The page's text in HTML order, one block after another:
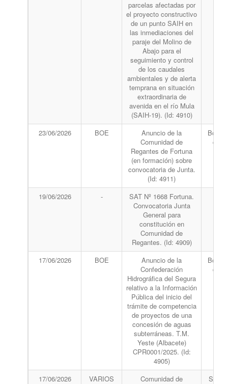
parcelas afectadas por
el proyecto constructivo
de un punto SAIH en
las inmediaciones del
paraje del Molino de
Abajo para el
seguimiento y control
de los caudales
ambientales y de alerta
temprana en situación
extraordinaria de
avenida en el río Mula
(SAIH-19). (Id: 4910)
23/06/2026
BOE
Anuncio de la
Comunidad de
Regantes de Fortuna
(en formación) sobre
convocatoria de Junta.
(Id: 4911)
del
19/06/2026 -
SAT Nº 1668 Fortuna.
Convocatoria Junta
General para
constitución en
Comunidad de
Regantes. (Id: 4909)
17/06/2026 BOE
Anuncio de la
Confederación
Hidrográfica del Segura
relativo a la Información
Pública del inicio del
trámite de competencia
de proyectos de una
concesión de aguas
subterráneas. T.M.
Yeste (Albacete)
CPR0001/2025. (Id:
4905)
del
17/06/2026 VARIOS
Comunidad de
Se